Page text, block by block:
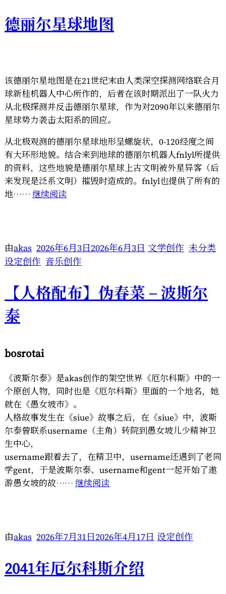
德丽尔星球地图
该德丽尔星地图是在21世纪末由人类深空探测网络联合月
球新桂机器人中心所作的，后者在该时期派出了一队火力
从北极探测并反击德丽尔星球，作为对2090年以来德丽尔
星球势力袭击太阳系的回应。
从北极观测的德丽尔星球地形呈螺旋状，0-120经度之间
有大环形地貌。结合来到地球的德丽尔机器人fnlyl所提供
的资料，这些地貌是德丽尔星球上古文明被外星异客（后
来发现是泛系文明）摧毁时造成的。fnlyl也提供了所有的
地…… 继续阅读“德
球
地
由akas 2026年6月3日2026年6月3日 文学创作 未分类
设定创作 音乐创作
【人格配布】伪春菜 – 波斯尔
泰
bosrotai
《波斯尔泰》是akas创作的架空世界《厄尔科斯》中的一
个原创人物，同时也是《厄尔科斯》里面的一个地名，她
就在《愚女坡市》。
人格故事发生在《siue》故事之后，在《siue》中，波斯
尔泰曾联系username（主角）转院到愚女坡儿少精神卫
生中心，
username跟着去了，在精卫中，username还遇到了老同
学gent，于是波斯尔泰、username和gent一起开始了遨
游愚女坡的故…… 继续阅读“【人
伪
菜
–
由akas 2026年7月31日2026年4月17日 设定创作
2041年厄尔科斯介绍